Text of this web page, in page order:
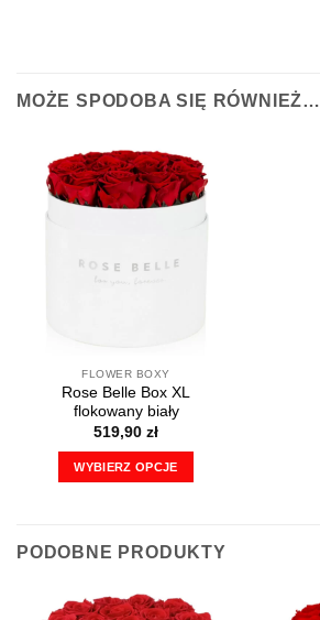
MOŻE SPODOBA SIĘ RÓWNIEŻ…
FLOWER BOXY
Rose Belle Box XL
flokowany biały
519,90 zł
WYBIERZ OPCJE
wiele
Opcje
PODOBNE PRODUKTY